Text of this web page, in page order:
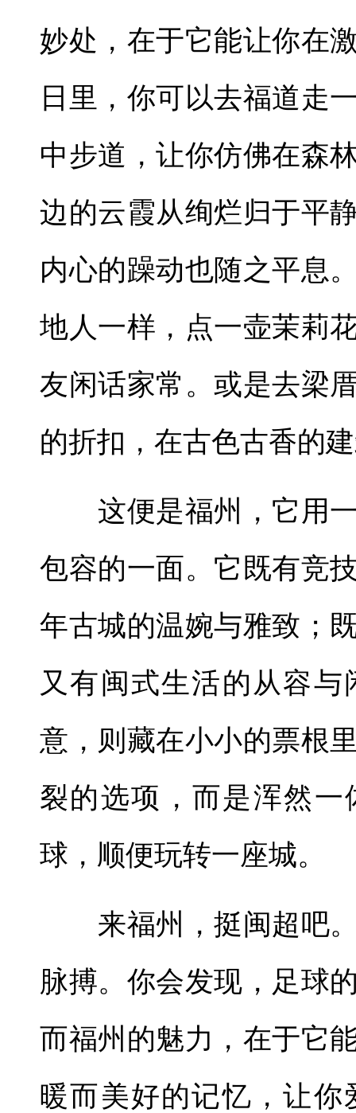
妙处，在于它能让你在
日里，你可以去福道走
中步道，让你仿佛在森
边的云霞从绚烂归于平
内心的躁动也随之平息
地人一样，点一壶茉莉
友闲话家常。或是去梁
的折扣，在古色古香的
这便是福州，它用一
包容的一面。它既有竞
年古城的温婉与雅致；
又有闽式生活的从容
意，则藏在小小的票根
裂的选项，而是浑然
球，顺便玩转一座城。
来福州，挺闽超吧。
脉搏。你会发现，足球
而福州的魅力，在于它
暖而美好的记忆，让